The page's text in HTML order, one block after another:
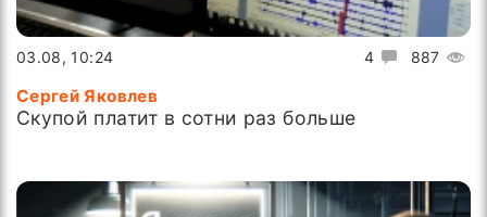
4 887
03.08, 10:24
Сергей Яковлев
Скупой платит в сотни раз больше